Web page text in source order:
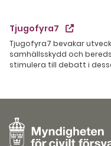
Tjugofyra7
Tjugofyra7 bevakar
samhällsskydd och
stimulera till debatt i